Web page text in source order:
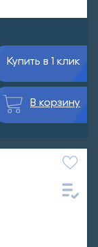
см3)
Купить в 1 клик
В корзину